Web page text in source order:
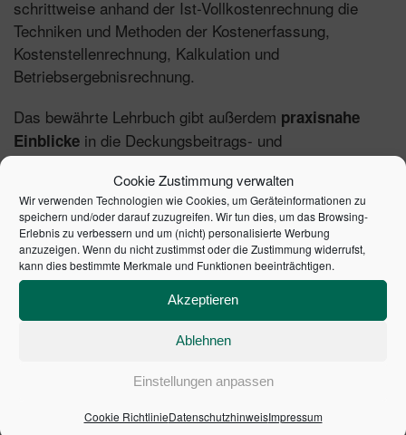
Cookie Zustimmung verwalten
Wir verwenden Technologien wie Cookies, um Geräteinformationen zu
speichern und/oder darauf zuzugreifen. Wir tun dies, um das Browsing-
Erlebnis zu verbessern und um (nicht) personalisierte Werbung
anzuzeigen. Wenn du nicht zustimmst oder die Zustimmung widerrufst,
kann dies bestimmte Merkmale und Funktionen beeinträchtigen.
Akzeptieren
Ablehnen
Einstellungen anpassen
Cookie RichtlinieDatenschutzhinweisImpressum
schrittweise anhand der Ist-Vollkostenrechnung die
Techniken und Methoden der Kostenerfassung,
Kostenstellenrechnung, Kalkulation und
Betriebsergebnisrechnung.
Das bewährte Lehrbuch gibt außerdem praxisnahe
Einblicke in die Deckungsbeitrags- und
Plankostenrechnung. Neben einer effizienten
Kostenkontrolle und einer entscheidungsorientierten
Ausrichtung stellt es auch Konzeptionen vor, die
modernes Kostenmanagement beinhalten, z. B.
CostingundProzesskostenrechnung.
5. überarbeitete Auflage 2009 | Artikelnummer: 20327-
0001 | ISBN: 9783791028620
ÄHNLICHE PRODUKTE